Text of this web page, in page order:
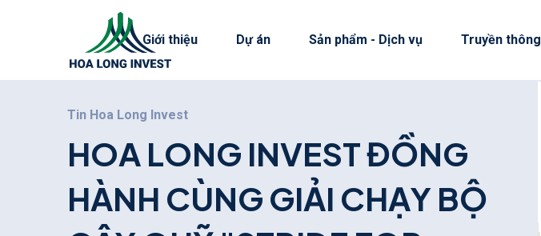
Giới thiệu Dự án Sản phẩm - Dịch vụ Truyền thông
Tin Hoa Long Invest
HOALONG INVESTĐỒNG
HÀNH CÙNGGIẢI CHẠYBỘ